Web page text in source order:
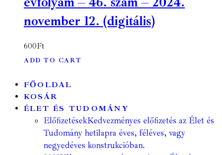
november 12. (digitális)
600Ft
ADD TO CART
FŐOLDAL
KOSÁR
ÉLET ÉS TUDOMÁNY
ElőfizetésekKedvezményes előfizetés az Élet és
Tudomány hetilapra éves, féléves, vagy
negyedéves konstrukcióban.